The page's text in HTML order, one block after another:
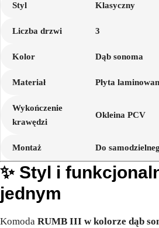
Styl Klasyczny
Liczba drzwi 3
Kolor Dąb sonoma
Materiał Płyta
Wykończenie
krawędzi
Okleina PCV
Montaż Do
✨ Styl i
jednym
Komoda RUMB III w kolorze dąb